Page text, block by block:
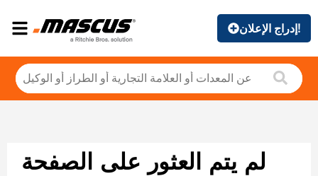
إدراج الإعلان!
لم يتم العثور على الصفحة